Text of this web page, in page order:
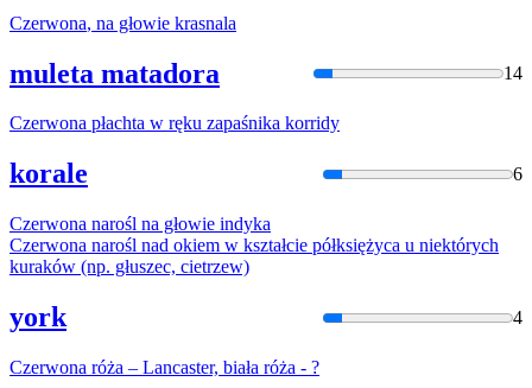
Czerwona, na głowie krasnala
muleta matadora 14
Czerwona płachta w ręku zapaśnika korridy
korale 6
Czerwona narośl na głowie indyka
Czerwona narośl nad okiem w kształcie półksiężyca u niektórych
kuraków (np. głuszec, cietrzew)
york 4
Czerwona róża – Lancaster, biała róża - ?